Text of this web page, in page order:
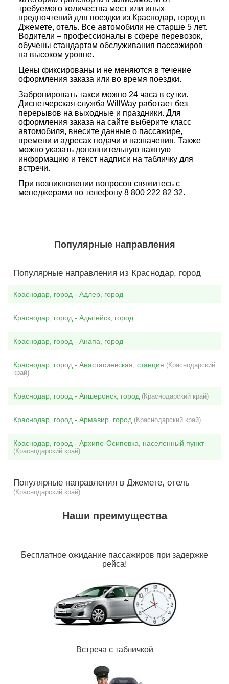
требуемого количества мест или иных
предпочтений для поездки из Краснодар, город в
Джемете, отель. Все автомобили не старше 5 лет.
Водители – профессионалы в сфере перевозок,
обучены стандартам обслуживания пассажиров
на высоком уровне.
Цены фиксированы и не меняются в течение
оформления заказа или во время поездки.
Забронировать такси можно 24 часа в сутки.
Диспетчерская служба WillWay работает без
перерывов на выходные и праздники. Для
оформления заказа на сайте выберите класс
автомобиля, внесите данные о пассажире,
времени и адресах подачи и назначения. Также
можно указать дополнительную важную
информацию и текст надписи на табличку для
встречи.
При возникновении вопросов свяжитесь с
менеджерами по телефону 8 800 222 82 32.
Популярные направления
Популярные направления из Краснодар, город
Краснодар, город - Адлер, город
Краснодар, город - Адыгейск, город
Краснодар, город - Анапа, город
Краснодар, город - Анастасиевская, станция (Краснодарский
край)
Краснодар, город - Апшеронск, город (Краснодарский край)
Краснодар, город - Армавир, город (Краснодарский край)
Краснодар, город - Архипо-Осиповка, населенный пункт
(Краснодарский край)
Популярные направления в Джемете, отель
(Краснодарский край)
Наши преимущества
Бесплатное ожидание пассажиров при задержке
рейса!
Встреча с табличкой